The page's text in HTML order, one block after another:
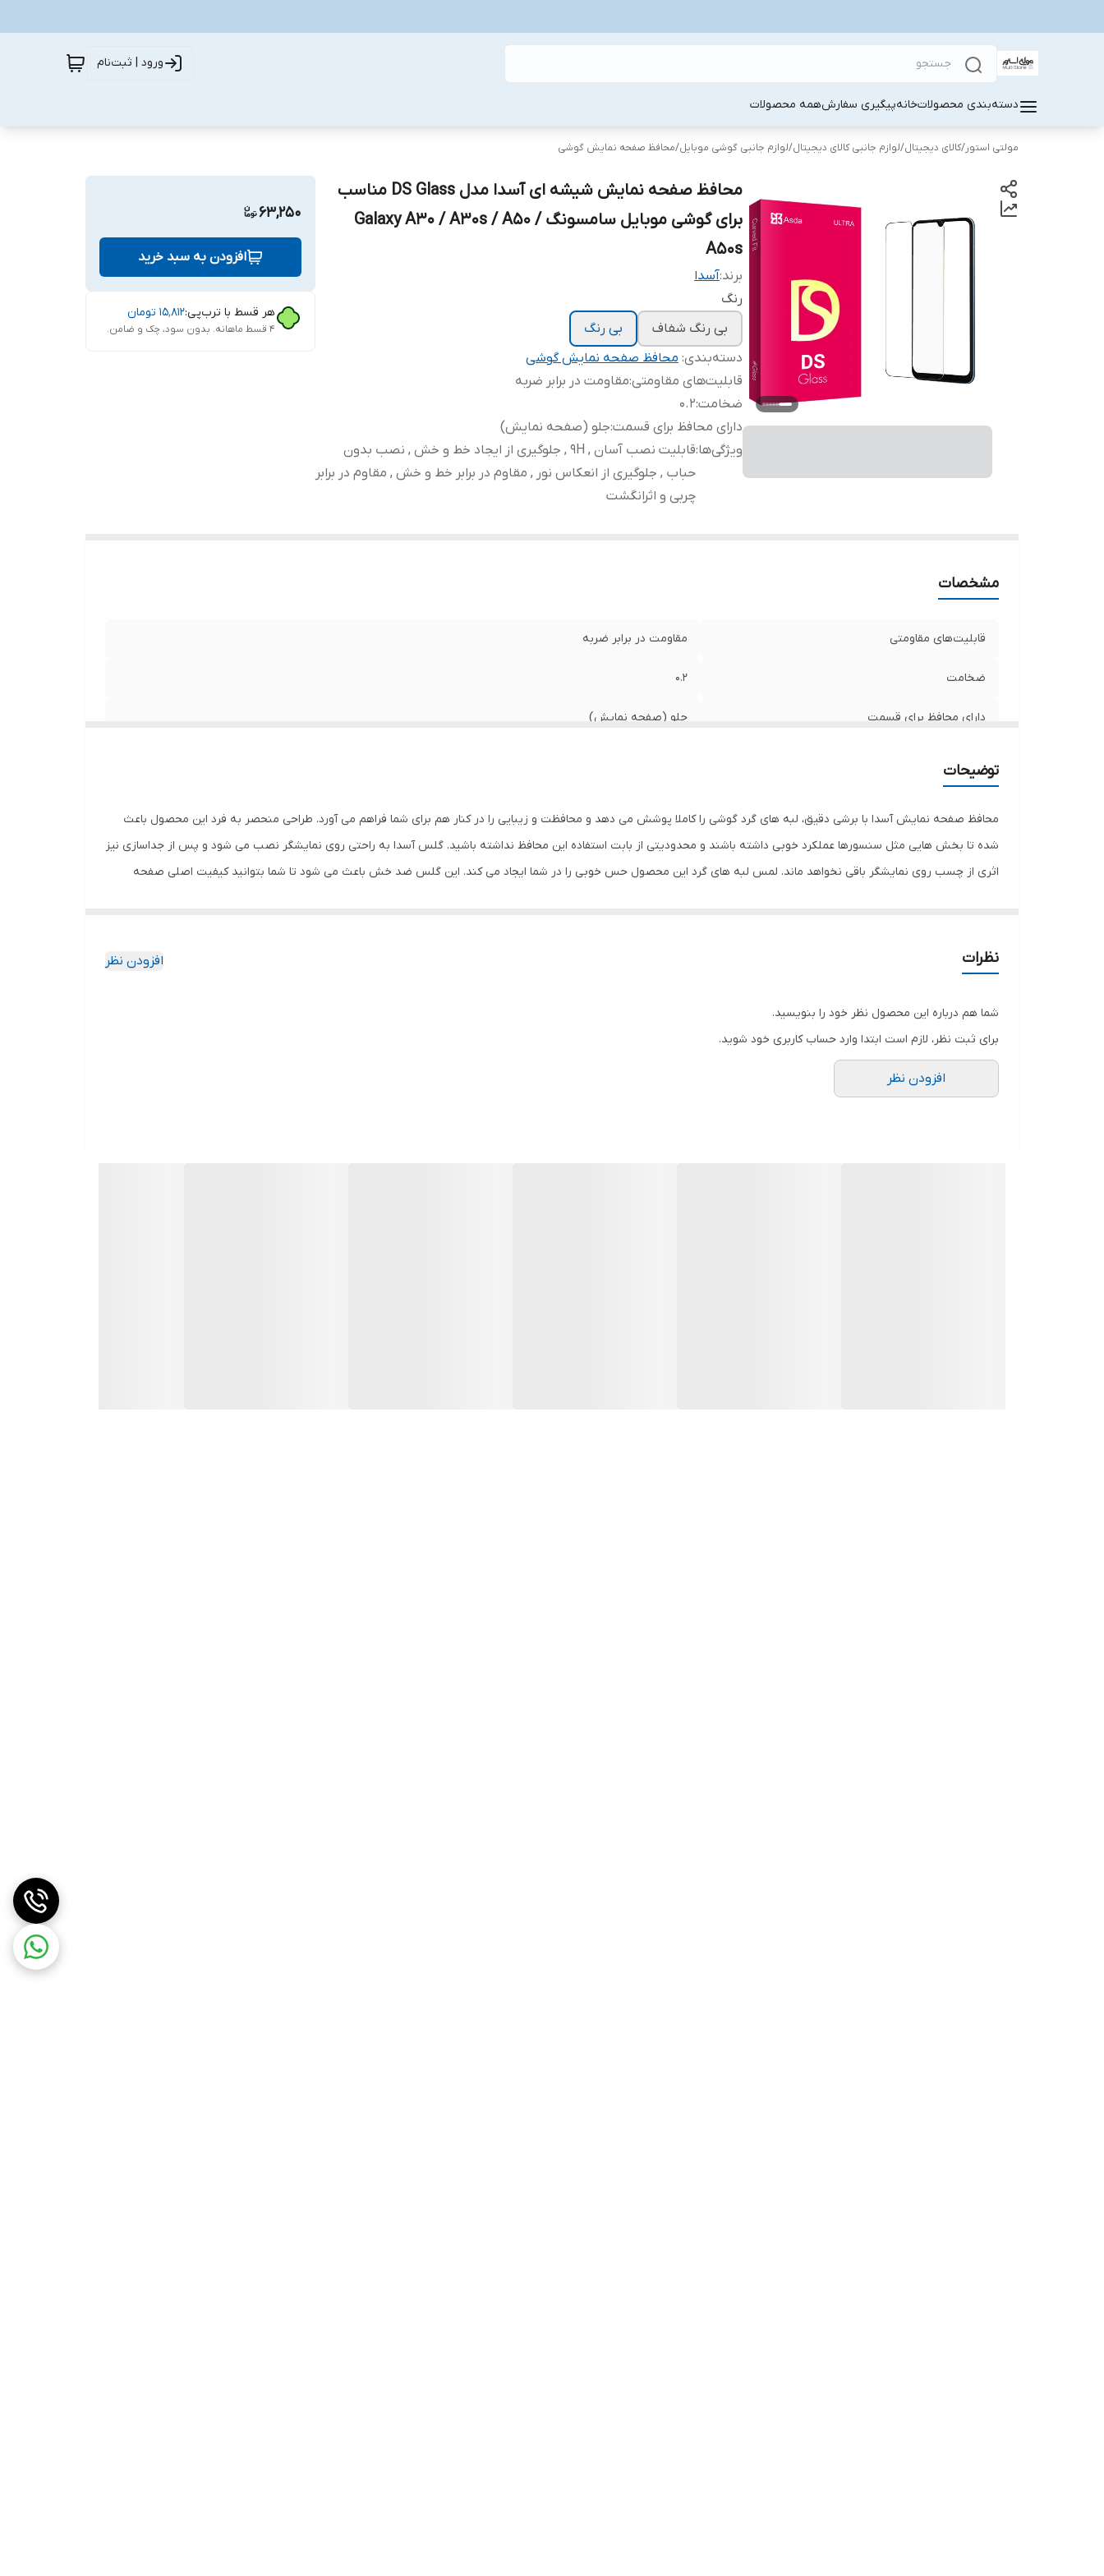
ورود | ثبت‌نام
دسته‌بندی محصولاتخانهپیگیری سفارشهمه محصولات
مولتی استور/کالای دیجیتال/لوازم جانبی کالای دیجیتال/لوازم جانبی گوشی موبایل/محافظ صفحه نمایش گوشی
محافظ صفحه نمایش شیشه ای آسدا مدل DS Glass مناسب
برای گوشی موبایل سامسونگ Galaxy A30 / A30s / A50 /
A50s
برند:آسدا
رنگ
بی رنگ شفاف
بی رنگ
دسته‌بندی: محافظ صفحه نمایش گوشی
قابلیت‌های مقاومتی:مقاومت در برابر ضربه
ضخامت:
0.2
دارای محافظ برای قسمت:جلو (صفحه نمایش)
ویژگی‌ها:
قابلیت نصب آسان , 9H , جلوگیری از ایجاد خط و خش , نصب بدون
حباب , جلوگیری از انعکاس نور , مقاوم در برابر خط و خش , مقاوم در برابر
چربی و اثرانگشت
63,250
افزودن به سبد خرید
هر قسط با ترب‌پی:۱۵٬۸۱۲ تومان
۴ قسط ماهانه. بدون سود، چک و ضامن.
مشخصات
قابلیت‌های مقاومتی مقاومت در برابر ضربه
ضخامت 0.2
دارای محافظ برای قسمت جلو (صفحه نمایش)
توضیحات
محافظ صفحه نمایش آسدا با برشی دقیق، لبه های گرد گوشی را کاملا پوشش می دهد و محافظت و زیبایی را در کنار هم برای شما فراهم می آورد. طراحی منحصر به فرد این محصول باعث
شده تا بخش هایی مثل سنسورها عملکرد خوبی داشته باشند و محدودیتی از بابت استفاده این محافظ نداشته باشید. گلس آسدا به راحتی روی نمایشگر نصب می شود و پس از جداسازی نیز
اثری از چسب روی نمایشگر باقی نخواهد ماند. لمس لبه های گرد این محصول حس خوبی را در شما ایجاد می کند. این گلس ضد خش باعث می شود تا شما بتوانید کیفیت اصلی صفحه
نظرات افزودن نظر
شما هم درباره این محصول نظر خود را بنویسید.
برای ثبت نظر، لازم است ابتدا وارد حساب کاربری خود شوید.
افزودن نظر